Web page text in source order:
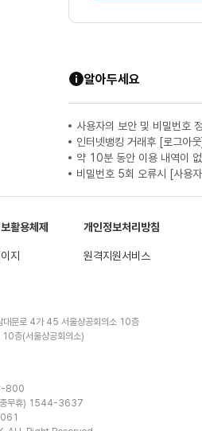
알아두세요
사용자의 보안 및 비밀번호
인터넷뱅킹 거래후 [로그아
약 10분 동안 이용 내역이
비밀번호 5회 오류시 [사용
활용체제 개인정보처리방침
지 원격지원서비스
문로 4가 45 서울상공회의소 10층
층(서울상공회의소)
800
중무휴) 1544-3637